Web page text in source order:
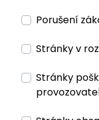
Porušení
Stránky v
Stránky